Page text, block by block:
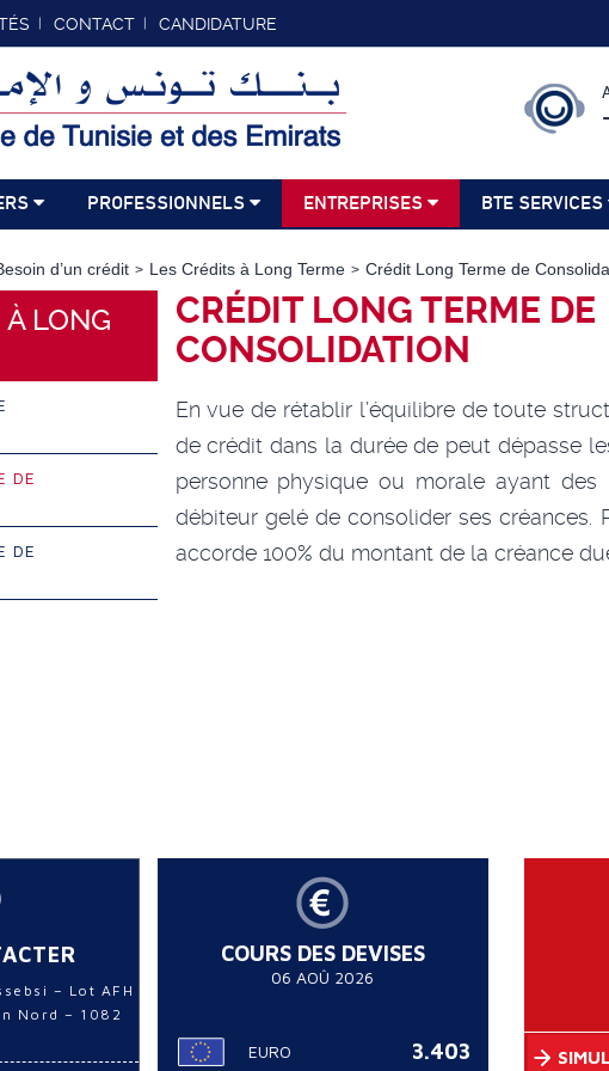
CONTACT CANDIDATURE
PROFESSIONNELS ENTREPRISES BTE SERVICES
d’un crédit Les Crédits à Long Terme Crédit Long Terme de
À LONG
DE
DE
CRÉDIT LONG TERME DE
CONSOLIDATION
En vue de rétablir l’équilibre de toute
de crédit dans la durée de peut dépasse
personne physique ou morale ayant
débiteur gelé de consolider ses créances.
accorde 100% du montant de la créance
– Lot AFH
Nord – 1082
COURS DES DEVISES
06 AOÛ 2026
EURO 3.403